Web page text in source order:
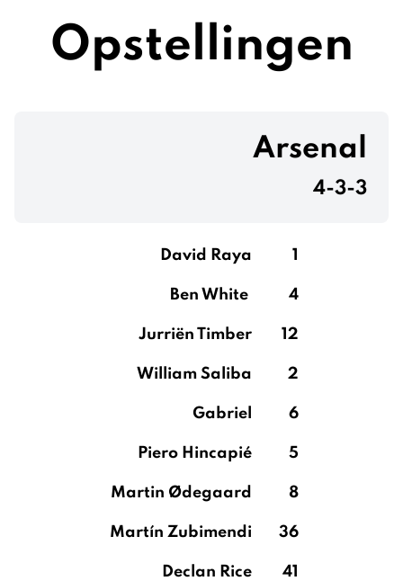
Opstellingen
Arsenal
4-3-3
David Raya 1
Ben White 4
Jurriën Timber 12
William Saliba 2
Gabriel 6
Piero Hincapié 5
Martin Ødegaard 8
Martín Zubimendi 36
Declan Rice 41